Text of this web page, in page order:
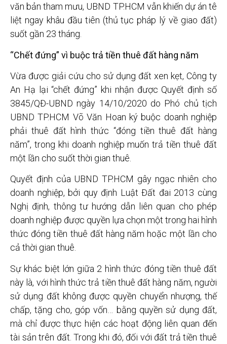
văn bản tham mưu, UBND TP.HCM vẫn khiến dự án tê
liệt ngay khâu đầu tiên (thủ tục pháp lý về giao đất)
suốt gần 23 tháng.
“Chết đứng” vì buộc trả tiền thuê đất hàng năm
Vừa được giải cứu cho sử dụng đất xen kẹt, Công ty
An Hạ lại “chết đứng” khi nhận được Quyết định số
3845/QĐ-UBND ngày 14/10/2020 do Phó chủ tịch
UBND TP.HCM Võ Văn Hoan ký buộc doanh nghiệp
phải thuê đất hình thức “đóng tiền thuê đất hàng
năm”, trong khi doanh nghiệp muốn trả tiền thuê đất
một lần cho suốt thời gian thuê.
Quyết định của UBND TP.HCM gây ngạc nhiên cho
doanh nghiệp, bởi quy định Luật Đất đai 2013 cùng
Nghị định, thông tư hướng dẫn liên quan cho phép
doanh nghiệp được quyền lựa chọn một trong hai hình
thức đóng tiền thuê đất hàng năm hoặc một lần cho
cả thời gian thuê.
Sự khác biệt lớn giữa 2 hình thức đóng tiền thuê đất
này là, với hình thức trả tiền thuê đất hàng năm, người
sử dụng đất không được quyền chuyển nhượng, thế
chấp, tặng cho, góp vốn… bằng quyền sử dụng đất,
mà chỉ được thực hiện các hoạt động liên quan đến
tài sản trên đất. Trong khi đó, đối với đất trả tiền thuê